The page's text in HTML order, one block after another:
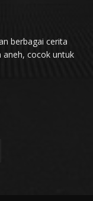
berbagai cerita
aneh, cocok untuk